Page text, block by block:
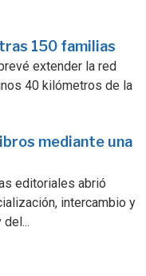
150 familias
extender la red
40 kilómetros de la
mediante una
editoriales abrió
intercambio y